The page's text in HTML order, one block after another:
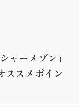
ャーメゾン」
スメポイン